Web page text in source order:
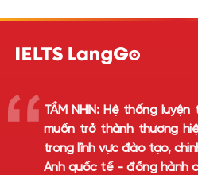
TẦM NHÌN:Hệ thống luyện
muốn trở thành thương
trong lĩnh vực đào tạo,
Anh quốc tế - đồng hành